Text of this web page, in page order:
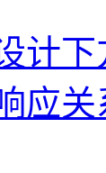
计
应关